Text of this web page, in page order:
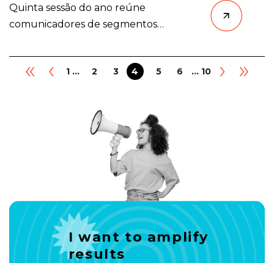
Corporativas, que acontece nos dias 17,
18 e 19, na Unibes Cultural, um dos
Quinta sessão do ano reúne
comunicadores de segmentos
reunidos, de forma online, em mais um
encontro do Comitê Aberje de
tema “Segurança psicológica e
inovação na comunicação”,
desenvolvido através de um painel
moderado por Luiz Eduardo Serafim,
coordenador do Comitê e diretor […]
« ‹ 1 ... 2 3 4 5 6 ... 10 › »
I want to amplify
results